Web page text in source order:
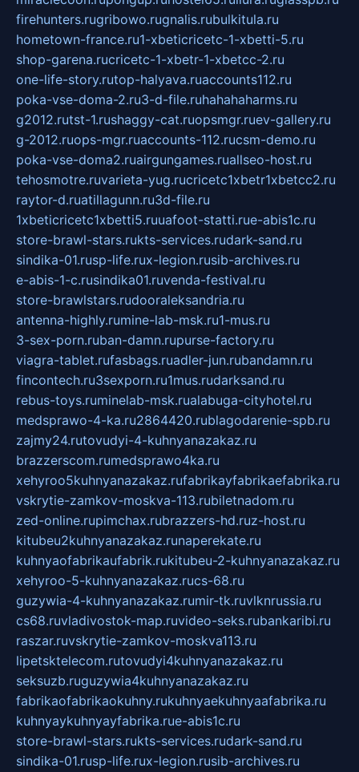
firehunters.rugribowo.rugnalis.rubulkitula.ru
hometown-france.ru1-xbeticricetc-1-xbetti-5.ru
shop-garena.rucricetc-1-xbetr-1-xbetcc-2.ru
one-life-story.rutop-halyava.ruaccounts112.ru
poka-vse-doma-2.ru3-d-file.ruhahahaharms.ru
g2012.rutst-1.rushaggy-cat.ruopsmgr.ruev-gallery.ru
g-2012.ruops-mgr.ruaccounts-112.rucsm-demo.ru
poka-vse-doma2.ruairgungames.ruallseo-host.ru
tehosmotre.ruvarieta-yug.rucricetc1xbetr1xbetcc2.ru
raytor-d.ruatillagunn.ru3d-file.ru
1xbeticricetc1xbetti5.ruuafoot-statti.rue-abis1c.ru
store-brawl-stars.rukts-services.rudark-sand.ru
sindika-01.rusp-life.rux-legion.rusib-archives.ru
e-abis-1-c.rusindika01.ruvenda-festival.ru
store-brawlstars.rudooraleksandria.ru
antenna-highly.rumine-lab-msk.ru1-mus.ru
3-sex-porn.ruban-damn.rupurse-factory.ru
viagra-tablet.rufasbags.ruadler-jun.rubandamn.ru
fincontech.ru3sexporn.ru1mus.rudarksand.ru
rebus-toys.ruminelab-msk.rualabuga-cityhotel.ru
medsprawo-4-ka.ru2864420.rublagodarenie-spb.ru
zajmy24.rutovudyi-4-kuhnyanazakaz.ru
brazzerscom.rumedsprawo4ka.ru
xehyroo5kuhnyanazakaz.rufabrikayfabrikaefabrika.ru
vskrytie-zamkov-moskva-113.rubiletnadom.ru
zed-online.rupimchax.rubrazzers-hd.ruz-host.ru
kitubeu2kuhnyanazakaz.runaperekate.ru
kuhnyaofabrikaufabrik.rukitubeu-2-kuhnyanazakaz.ru
xehyroo-5-kuhnyanazakaz.rucs-68.ru
guzywia-4-kuhnyanazakaz.rumir-tk.ruvlknrussia.ru
cs68.ruvladivostok-map.ruvideo-seks.rubankaribi.ru
raszar.ruvskrytie-zamkov-moskva113.ru
lipetsktelecom.rutovudyi4kuhnyanazakaz.ru
seksuzb.ruguzywia4kuhnyanazakaz.ru
fabrikaofabrikaokuhny.rukuhnyaekuhnyaafabrika.ru
kuhnyaykuhnyayfabrika.rue-abis1c.ru
store-brawl-stars.rukts-services.rudark-sand.ru
sindika-01.rusp-life.rux-legion.rusib-archives.ru